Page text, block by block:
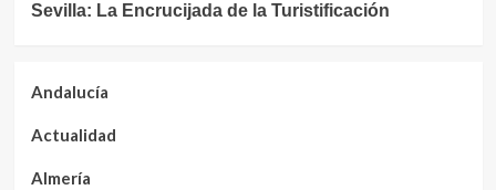
Sevilla: La Encrucijada de la Turistificación
Andalucía
Actualidad
Almería